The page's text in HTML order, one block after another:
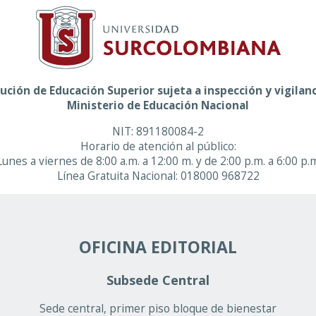
de Educación Superior sujeta a inspección y
Ministerio de Educación Nacional
NIT: 891180084-2
Horario de atención al público:
a viernes de 8:00 a.m. a 12:00 m. y de 2:00 p.m. a 6:00
Línea Gratuita Nacional: 018000 968722
OFICINA EDITORIAL
Subsede Central
Sede central, primer piso bloque de bienestar